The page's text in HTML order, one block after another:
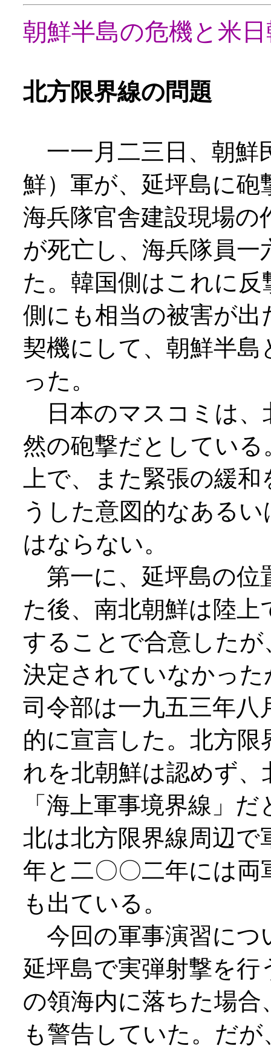
朝鮮半島の危機と米
北方限界線の問題
一一月二三日、朝鮮
鮮）軍が、延坪島に砲
海兵隊官舎建設現場の
が死亡し、海兵隊員
た。韓国側はこれに
側にも相当の被害が
契機にして、朝鮮半
った。
日本のマスコミは、
然の砲撃だとしてい
上で、また緊張の緩
うした意図的なある
はならない。
第一に、延坪島の位
た後、南北朝鮮は陸
することで合意した
決定されていなかっ
司令部は一九五三年八
的に宣言した。北方
れを北朝鮮は認めず
「海上軍事境界線」
北は北方限界線周辺で
年と二〇〇二年には
も出ている。
今回の軍事演習につ
延坪島で実弾射撃を
の領海内に落ちた場
も警告していた。だ